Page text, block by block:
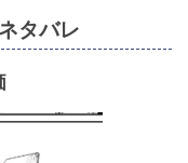
タバレ